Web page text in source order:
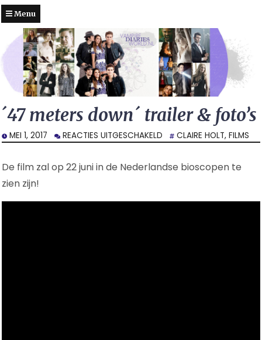
Menu
´47 meters down´ trailer & foto’s
MEI 1, 2017 REACTIES UITGESCHAKELD VOOR
´47
DOWN
&
CLAIRE HOLT, FILMS
De film zal op 22 juni in de Nederlandse bioscopen te
zien zijn!